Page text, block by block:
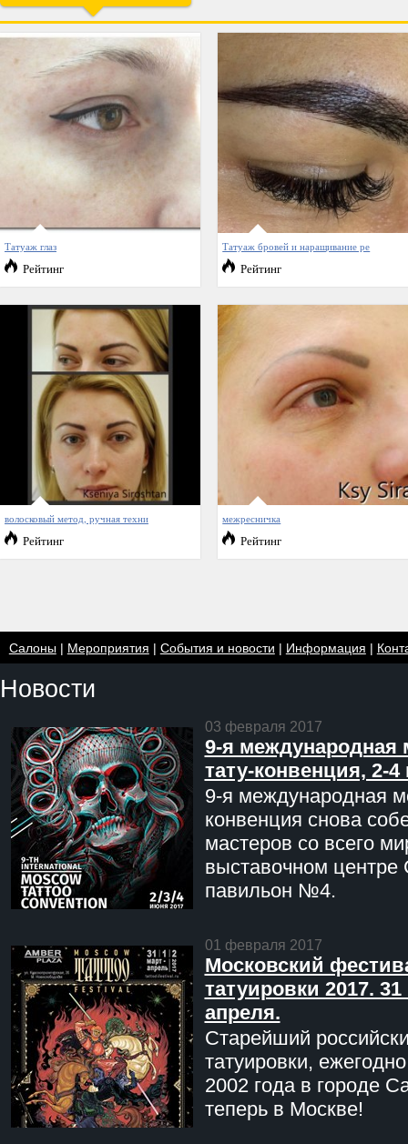
Татуаж глаз
Рейтинг
Татуаж бровей и наращивание ре
Рейтинг
волосковый метод, ручная техни
Рейтинг
межресничка
Рейтинг
Салоны| Мероприятия | События и новости | Информация |
Новости
03 февраля 2017
9-я международная
тату-конвенция, 2-
9-я международная
конвенция снова
мастеров со всего
выставочном центре
павильон №4.
01 февраля 2017
Московский
татуировки 2017. 31
апреля.
Старейший
татуировки,
2002 года в городе
теперь в Москве!